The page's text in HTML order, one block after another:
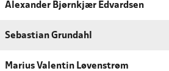
Alexander Bjørnkjær Edvardsen
Sebastian Grundahl
Marius Valentin Løvenstrøm